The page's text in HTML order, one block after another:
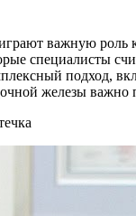
важную роль
специалисты
подход,
железы